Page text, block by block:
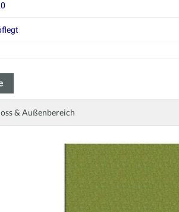
& Außenbereich